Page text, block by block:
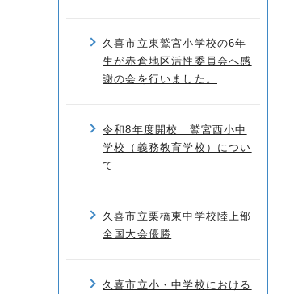
久喜市立東鷲宮小学校の6年
生が赤倉地区活性委員会へ感
謝の会を行いました。
令和8年度開校 鷲宮西小中
学校（義務教育学校）につい
て
久喜市立栗橋東中学校陸上部
全国大会優勝
久喜市立小・中学校における